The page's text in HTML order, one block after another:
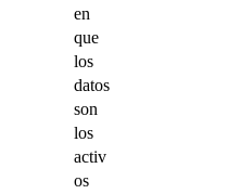
en
que
los
datos
son
los
activ
os